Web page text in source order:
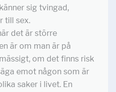
sig tvingad,
till sex.
det är större
är om man är på
om det finns risk
emot någon som är
saker i livet. En